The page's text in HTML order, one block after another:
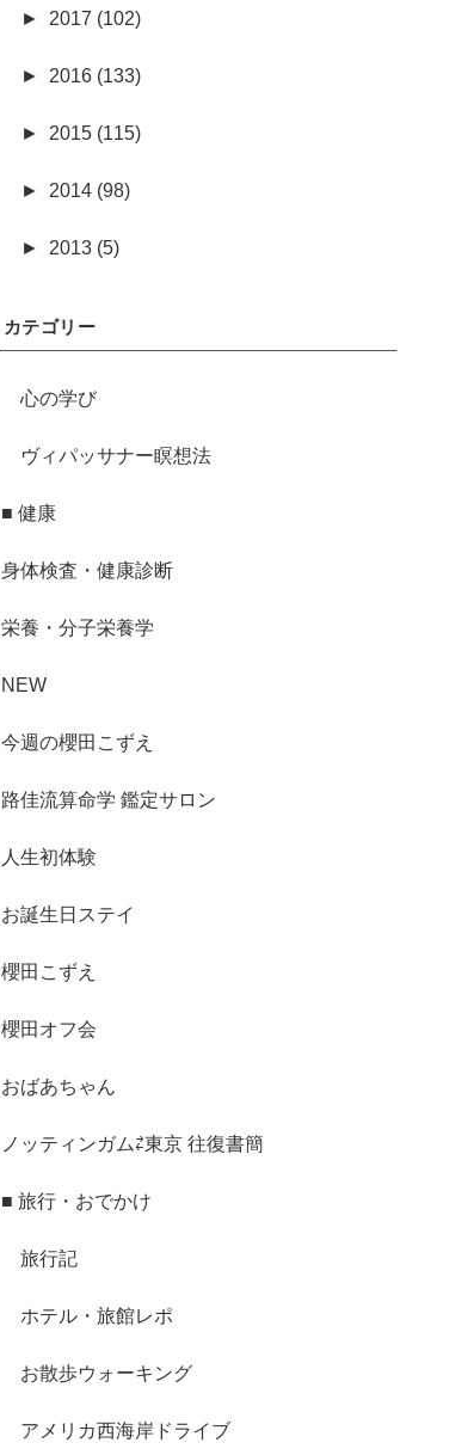
► 2017 (102)
► 2016 (133)
► 2015 (115)
► 2014 (98)
► 2013 (5)
カテゴリー
心の学び
ヴィパッサナー瞑想法
■ 健康
身体検査・健康診断
栄養・分子栄養学
NEW
今週の櫻田こずえ
路佳流算命学 鑑定サロン
人生初体験
お誕生日ステイ
櫻田こずえ
櫻田オフ会
おばあちゃん
ノッティンガム⇄東京 往復書簡
■ 旅行・おでかけ
旅行記
ホテル・旅館レポ
お散歩ウォーキング
アメリカ西海岸ドライブ